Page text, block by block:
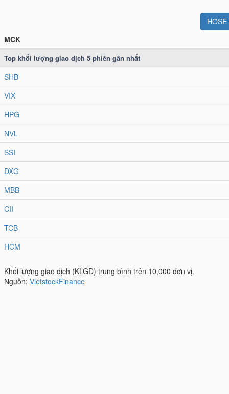
HOSE
MCK
Top khối lượng giao dịch 5 phiên gần nhất
SHB
VIX
HPG
NVL
SSI
DXG
MBB
CII
TCB
HCM
Khối lượng giao dịch (KLGD) trung bình trên 10,000 đơn vị.
Nguồn: VietstockFinance